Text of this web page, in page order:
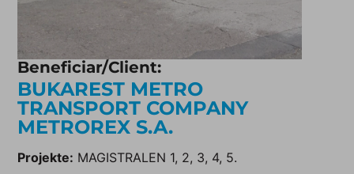
Beneficiar/Client:
BUKAREST METRO
TRANSPORT COMPANY
METROREX S.A.
Projekte: MAGISTRALEN 1, 2, 3, 4, 5.